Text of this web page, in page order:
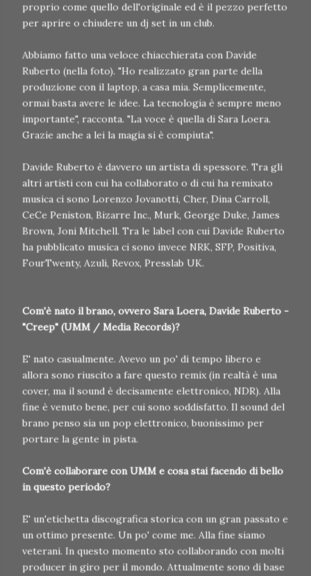
proprio come quello dell'originale ed è il pezzo perfetto
per aprire o chiudere un dj set in un club.
Abbiamo fatto una veloce chiacchierata con Davide
Ruberto (nella foto). "Ho realizzato gran parte della
produzione con il laptop, a casa mia. Semplicemente,
ormai basta avere le idee. La tecnologia è sempre meno
importante", racconta. "La voce è quella di Sara Loera.
Grazie anche a lei la magia si è compiuta".
Davide Ruberto è davvero un artista di spessore. Tra gli
altri artisti con cui ha collaborato o di cui ha remixato
musica ci sono Lorenzo Jovanotti, Cher, Dina Carroll,
CeCe Peniston, Bizarre Inc., Murk, George Duke, James
Brown, Joni Mitchell. Tra le label con cui Davide Ruberto
ha pubblicato musica ci sono invece NRK, SFP, Positiva,
FourTwenty, Azuli, Revox, Presslab UK.
Com'è nato il brano, ovvero Sara Loera, Davide Ruberto -
"Creep" (UMM / Media Records)?
E' nato casualmente. Avevo un po' di tempo libero e
allora sono riuscito a fare questo remix (in realtà è una
cover, ma il sound è decisamente elettronico, NDR). Alla
fine è venuto bene, per cui sono soddisfatto. Il sound del
brano penso sia un pop elettronico, buonissimo per
portare la gente in pista.
Com'è collaborare con UMM e cosa stai facendo di bello
in questo periodo?
E' un'etichetta discografica storica con un gran passato e
un ottimo presente. Un po' come me. Alla fine siamo
veterani. In questo momento sto collaborando con molti
producer in giro per il mondo. Attualmente sono di base